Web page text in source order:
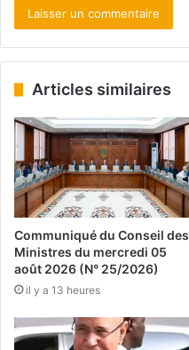
Articles similaires
Communiqué du Conseil des
Ministres du mercredi 05
août 2026 (N° 25/2026)
il y a 13 heures